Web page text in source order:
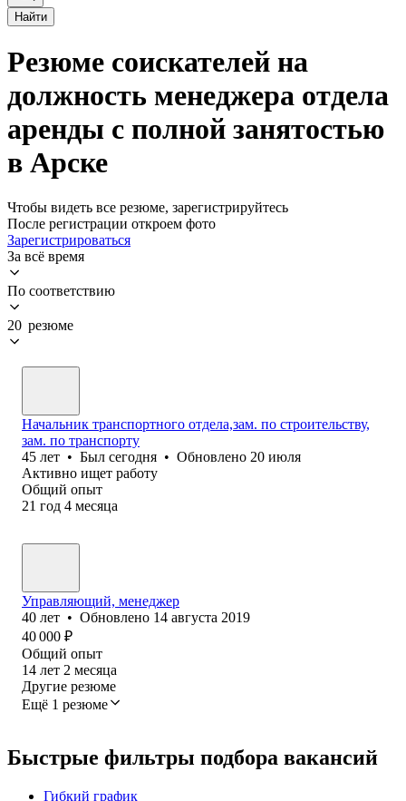
Найти
Резюме соискателей на
должность менеджера отдела
аренды с полной занятостью
в Арске
Чтобы видеть все резюме, зарегистрируйтесь
После регистрации откроем фото
Зарегистрироваться
За всё время
По соответствию
20 резюме
Начальник транспортного отдела,зам. по строительству,
зам. по транспорту
45 лет • Был сегодня • Обновлено 20 июля
Активно ищет работу
Общий опыт
21 год 4 месяца
Управляющий, менеджер
40 лет • Обновлено 14 августа 2019
40 000 ₽
Общий опыт
14 лет 2 месяца
Другие резюме
Ещё 1 резюме
Быстрые фильтры подбора вакансий
Гибкий график